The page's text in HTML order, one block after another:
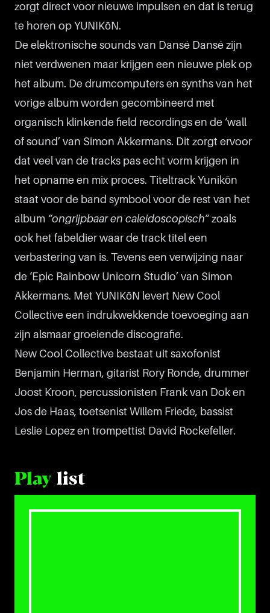
zorgt direct voor nieuwe impulsen en dat is terug
te horen op YUNIKōN.
De elektronische sounds van Dansé Dansé zijn
niet verdwenen maar krijgen een nieuwe plek op
het album. De drumcomputers en synths van het
vorige album worden gecombineerd met
organisch klinkende field recordings en de ‘wall
of sound’ van Simon Akkermans. Dit zorgt ervoor
dat veel van de tracks pas echt vorm krijgen in
het opname en mix proces. Titeltrack Yunikōn
staat voor de band symbool voor de rest van het
album “ongrijpbaar en caleidoscopisch”zoals
ook het fabeldier waar de track titel een
verbastering van is. Tevens een verwijzing naar
de ‘Epic Rainbow Unicorn Studio’ van Simon
Akkermans. Met YUNIKōN levert New Cool
Collective een indrukwekkende toevoeging aan
zijn alsmaar groeiende discografie.
New Cool Collective bestaat uit saxofonist
Benjamin Herman, gitarist Rory Ronde, drummer
Joost Kroon, percussionisten Frank van Dok en
Jos de Haas, toetsenist Willem Friede, bassist
Leslie Lopez en trompettist David Rockefeller.
Play list